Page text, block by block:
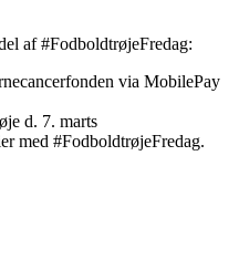
af #FodboldtrøjeFredag:
via MobilePay
d. 7. marts
med #FodboldtrøjeFredag.